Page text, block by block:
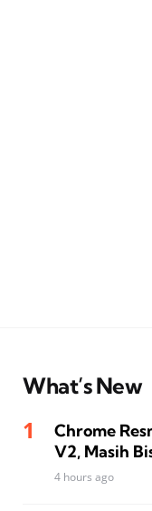
What’s New
Chrome
V2, Masih
4 hours ago